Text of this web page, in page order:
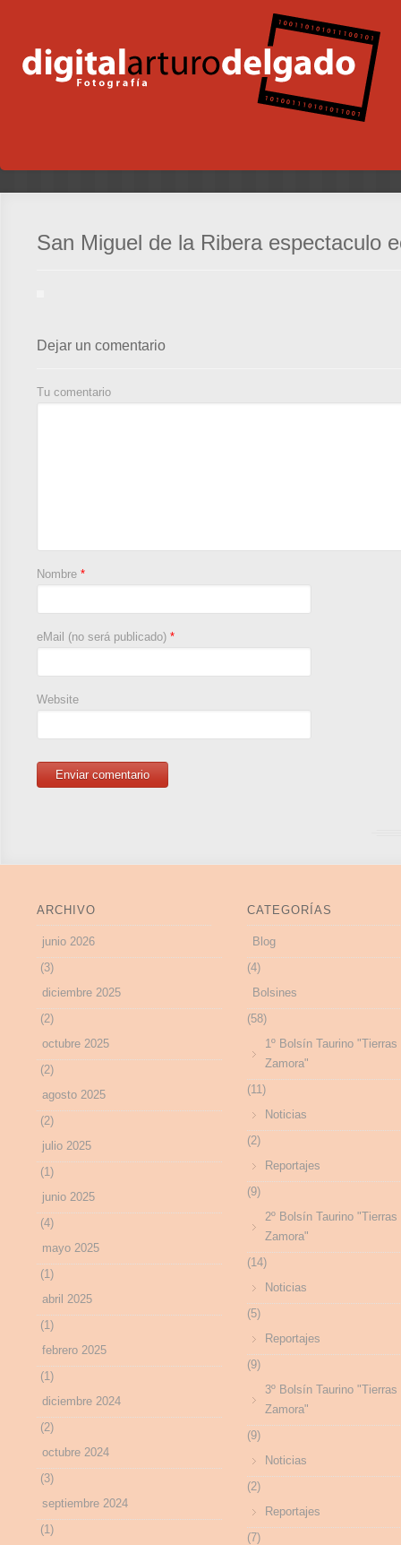
San Miguel de la Ribera espectaculo
Dejar un comentario
Tu comentario
Nombre *
eMail (no será publicado) *
Website
ARCHIVO
junio 2026
(3)
diciembre 2025
(2)
octubre 2025
(2)
agosto 2025
(2)
julio 2025
(1)
junio 2025
(4)
mayo 2025
(1)
abril 2025
(1)
febrero 2025
(1)
diciembre 2024
(2)
octubre 2024
(3)
septiembre 2024
(1)
CATEGORÍAS
Blog
(4)
Bolsines
(58)
1º Bolsín Taurino "Tierras
Zamora"
(11)
Noticias
(2)
Reportajes
(9)
2º Bolsín Taurino "Tierras
Zamora"
(14)
Noticias
(5)
Reportajes
(9)
3º Bolsín Taurino "Tierras
Zamora"
(9)
Noticias
(2)
Reportajes
(7)